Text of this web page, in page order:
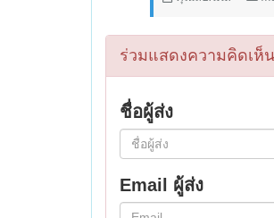
ร่วมแสดงความคิดเห็น
ชื่อผู้ส่ง
Email ผู้ส่ง